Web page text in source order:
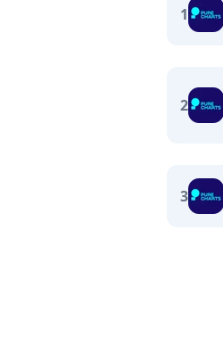
1
2
3